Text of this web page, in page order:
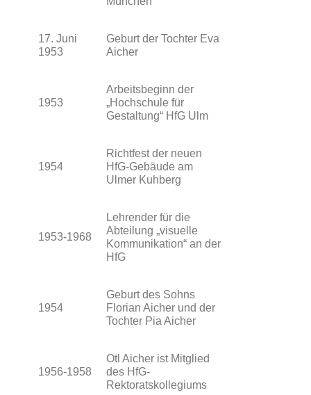
17. Juni
1953
Geburt der Tochter Eva
Aicher
1953
Arbeitsbeginn der
„Hochschule für
Gestaltung“ HfG Ulm
1954
Richtfest der neuen
HfG-Gebäude am
Ulmer Kuhberg
1953-1968
Lehrender für die
Abteilung „visuelle
Kommunikation“ an der
HfG
1954
Geburt des Sohns
Florian Aicher und der
Tochter Pia Aicher
1956-1958
Otl Aicher ist Mitglied
des HfG-
Rektoratskollegiums